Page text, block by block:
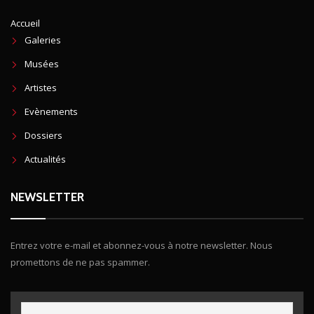
Accueil
Galeries
Musées
Artistes
Evènements
Dossiers
Actualités
NEWSLETTER
Entrez votre e-mail et abonnez-vous à notre newsletter. Nous
promettons de ne pas spammer.